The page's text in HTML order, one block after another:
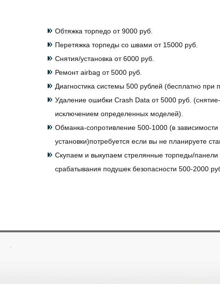
Обтяжка торпедо от 9000 руб.
Перетяжка торпеды со швами от 15000 руб.
Снятия/установка от 6000 руб.
Ремонт airbag от 5000 руб.
Диагностика системы 500 рублей (бесплатно при
Удаление ошибки Crash Data от 5000 руб. (снятие-
исключением определенных моделей).
Обманка-сопротивление 500-1000 (в зависимости
установки)потребуется если вы не планируете
Скупаем и выкупаем стрелянные торпеды/панели
срабатывания подушек безопасности 500-2000
.